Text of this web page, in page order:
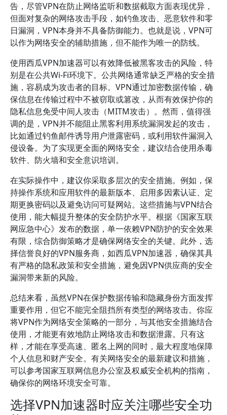
告，尽管VPN在防止网络监听和数据截取方面表现优异，
但面对复杂的网络攻击手段，如钓鱼攻击、恶意软件和零
日漏洞，VPN本身并不具备防御能力。也就是说，VPN可
以作为网络安全的辅助措施，但不能作为唯一的防线。
使用西瓜VPN加速器可以有效降低被黑客攻击的风险，特
别是在公共Wi-Fi环境下。公共网络通常缺乏严格的安全措
施，容易成为攻击者的目标。VPN通过加密数据传输，确
保信息在传输过程中不被窃取或篡改，从而有效保护你的
隐私信息免受中间人攻击（MITM攻击）。然而，值得强
调的是，VPN并不能阻止黑客利用系统漏洞发起的攻击，
比如通过钓鱼邮件诱导用户泄露密码，或利用软件漏洞入
侵设备。为了实现更全面的网络安全，建议结合使用杀毒
软件、防火墙和安全意识培训。
在实际操作中，建议你采取多层次的安全措施。例如，保
持操作系统和应用软件的最新版本、启用多因素认证、定
期更换密码以及避免访问可疑网站。这些措施与VPN结合
使用，能大幅提升整体的安全防护水平。根据《国家互联
网应急中心》发布的数据，单一依赖VPN防护的安全效果
有限，综合防御策略才是确保网络安全的关键。此外，选
择信誉良好的VPN服务商，如西瓜VPN加速器，确保其具
有严格的隐私政策和安全措施，避免因VPN供应商的安全
漏洞带来新的风险。
总结来看，虽然VPN在保护数据传输和隐藏身份方面发挥
重要作用，但它不能完全阻挡所有类型的网络攻击。你应
将VPN作为网络安全策略的一部分，与其他安全措施结合
使用，才能更有效地防止网络攻击和数据泄露。只有这
样，才能在享受高速、匿名上网的同时，最大程度地保障
个人信息和财产安全。有关网络安全的最新建议和措施，
可以参考国家互联网信息办公室及权威安全机构的指南，
确保你的网络环境安全可靠。
选择VPN加速器时应关注哪些安全功